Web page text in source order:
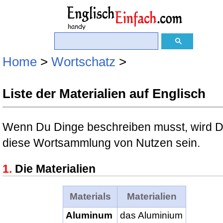
Home > Wortschatz >
Liste der Materialien auf Englisch
Wenn Du Dinge beschreiben musst, wird
diese Wortsammlung von Nutzen sein.
Die Materialien
Materials
Materialien
Aluminum
das Aluminium